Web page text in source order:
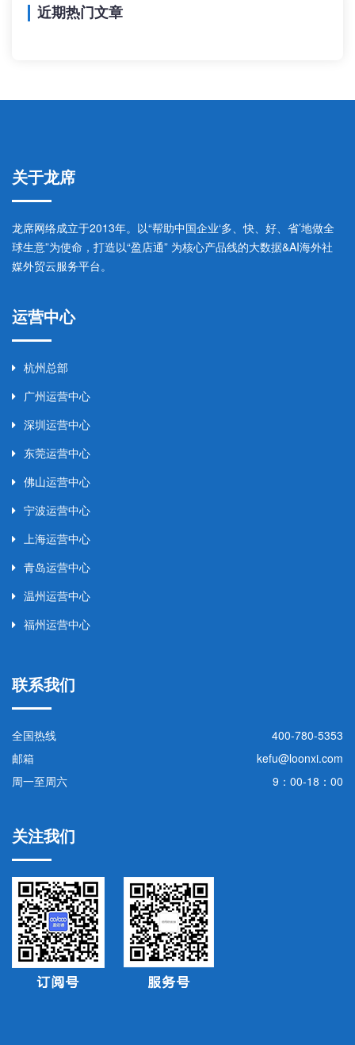
近期热门文章
关于龙席
龙席网络成立于2013年。以“帮助中国企业‘多、快、好、省’地做全
球生意”为使命，打造以“盈店通” 为核心产品线的大数据&AI海外社
媒外贸云服务平台。
运营中心
杭州总部
广州运营中心
深圳运营中心
东莞运营中心
佛山运营中心
宁波运营中心
上海运营中心
青岛运营中心
温州运营中心
福州运营中心
联系我们
全国热线
400-780-5353
邮箱
kefu@loonxi.com
周一至周六
9：00-18：00
关注我们